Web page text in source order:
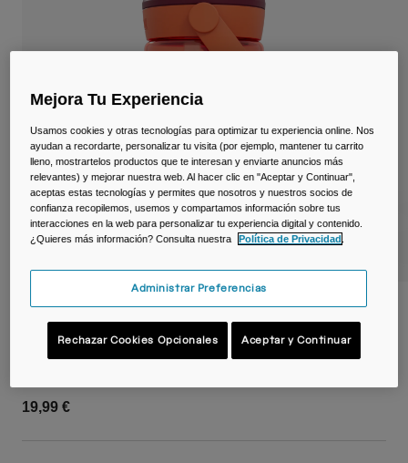
Tazas y Vasos
Bolsas Bici
Bolsas Hidratación
Accessorios
Viajar y estilo de vida
Botella infantil Thrive™ Flip Straw 400 ml
– Tritan™ Renew
19,99 €
Mejora Tu Experiencia
Usamos cookies y otras tecnologías para optimizar tu experiencia online. Nos
ayudan a recordarte, personalizar tu visita (por ejemplo, mantener tu carrito
lleno, mostrartelos productos que te interesan y enviarte anuncios más
relevantes) y mejorar nuestra web. Al hacer clic en "Aceptar y Continuar",
aceptas estas tecnologías y permites que nosotros y nuestros socios de
confianza recopilemos, usemos y compartamos información sobre tus
interacciones en la web para personalizar tu experiencia digital y contenido.
¿Quieres más información? Consulta nuestra
Política de Privacidad
Administrar Preferencias
Rechazar Cookies Opcionales Aceptar y Continuar